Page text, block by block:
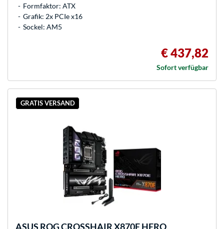
Formfaktor: ATX
Grafik: 2x PCIe x16
Sockel: AM5
€ 437,82
Sofort verfügbar
GRATIS VERSAND
ASUS ROG CROSSHAIR X870E HERO,